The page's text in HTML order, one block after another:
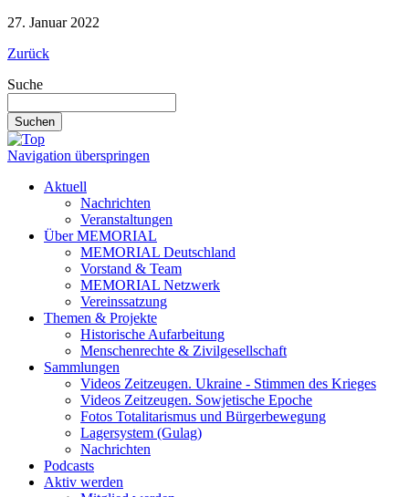
27. Januar 2022
Zurück
Suche
Suchen
Navigation überspringen
Aktuell
Nachrichten
Veranstaltungen
Über MEMORIAL
MEMORIAL Deutschland
Vorstand & Team
MEMORIAL Netzwerk
Vereinssatzung
Themen & Projekte
Historische Aufarbeitung
Menschenrechte & Zivilgesellschaft
Sammlungen
Videos Zeitzeugen. Ukraine - Stimmen des Krieges
Videos Zeitzeugen. Sowjetische Epoche
Fotos Totalitarismus und Bürgerbewegung
Lagersystem (Gulag)
Nachrichten
Podcasts
Aktiv werden